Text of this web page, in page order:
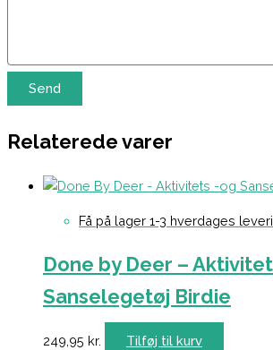
Relaterede varer
Få på lager 1-3 hverdages
Done by Deer –
Sanselegetøj Birdie
249,95 kr. Tilføj til kurv